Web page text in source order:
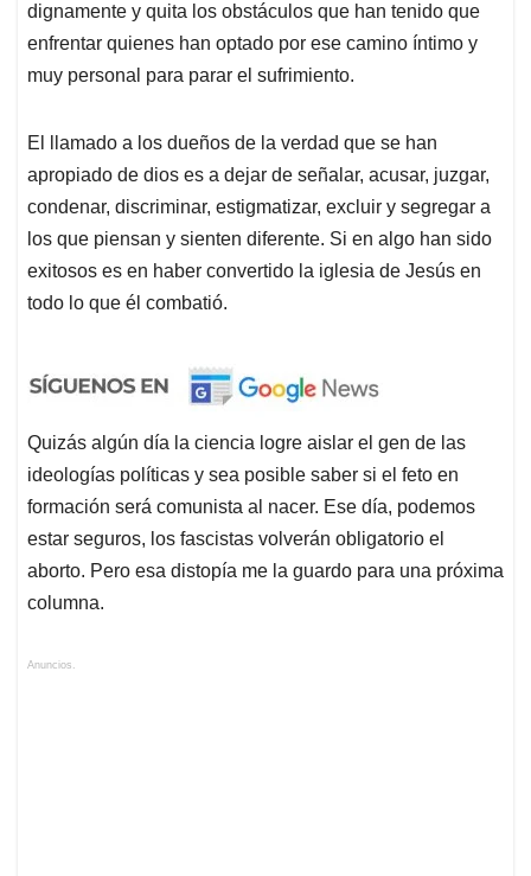
dignamente y quita los obstáculos que han tenido que
enfrentar quienes han optado por ese camino íntimo y
muy personal para parar el sufrimiento.
El llamado a los dueños de la verdad que se han
apropiado de dios es a dejar de señalar, acusar, juzgar,
condenar, discriminar, estigmatizar, excluir y segregar a
los que piensan y sienten diferente. Si en algo han sido
exitosos es en haber convertido la iglesia de Jesús en
todo lo que él combatió.
Quizás algún día la ciencia logre aislar el gen de las
ideologías políticas y sea posible saber si el feto en
formación será comunista al nacer. Ese día, podemos
estar seguros, los fascistas volverán obligatorio el
aborto. Pero esa distopía me la guardo para una próxima
columna.
Anuncios.